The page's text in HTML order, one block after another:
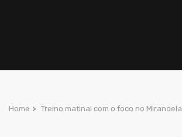
Home > Treino matinal com o foco no Mirandela